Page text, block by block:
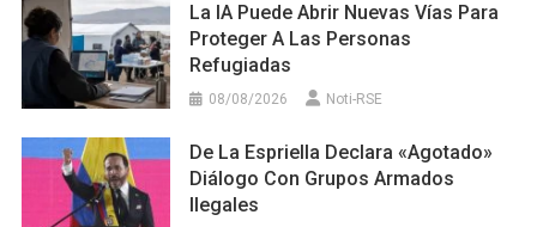
La IA Puede Abrir Nuevas Vías Para
Proteger A Las Personas
Refugiadas
08/08/2026 Noti-RSE
De La Espriella Declara «agotado»
Diálogo Con Grupos Armados
Ilegales